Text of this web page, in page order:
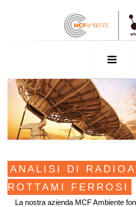
ANALISI DI
ROTTAMI FERROSI
La nostra azienda MCF Ambiente